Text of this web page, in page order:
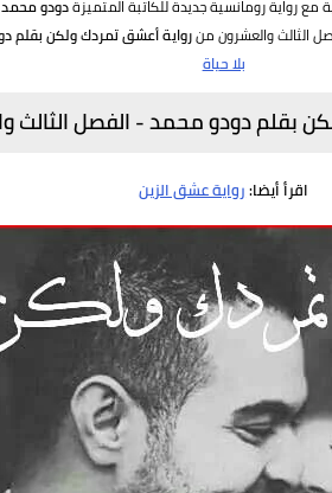
رواية رومانسية جديدة للكاتبة المتميزةدودو محمد
الثالث والعشرون منرواية أعشق تمردك ولكن بقلم
بلا حياة
بقلم دودو محمد - الفصل الثالث
اقرأ أيضا:رواية عشق الزين